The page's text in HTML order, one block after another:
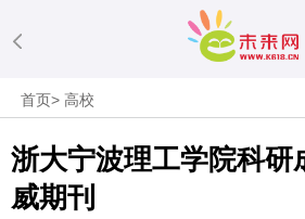
首页>高校
浙大宁波理工学院科研
威期刊